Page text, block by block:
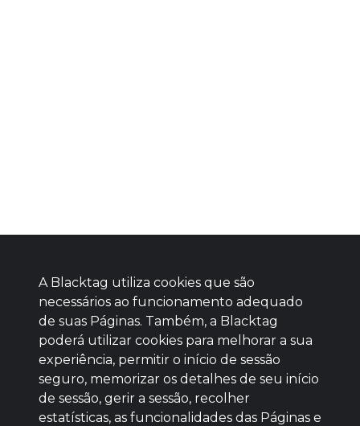
Baixe agora nosso app
A Blacktag utiliza cookies que são
necessários ao funcionamento adequado
de suas Páginas. Também, a Blacktag
poderá utilizar cookies para melhorar a sua
experiência, permitir o início de sessão
seguro, memorizar os detalhes de seu início
de sessão, gerir a sessão, recolher
estatísticas, as funcionalidades das Páginas e